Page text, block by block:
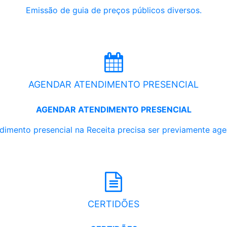
Emissão de guia de preços públicos diversos.
AGENDAR ATENDIMENTO PRESENCIAL
AGENDAR ATENDIMENTO PRESENCIAL
presencial na Receita precisa ser previamente
CERTIDÕES